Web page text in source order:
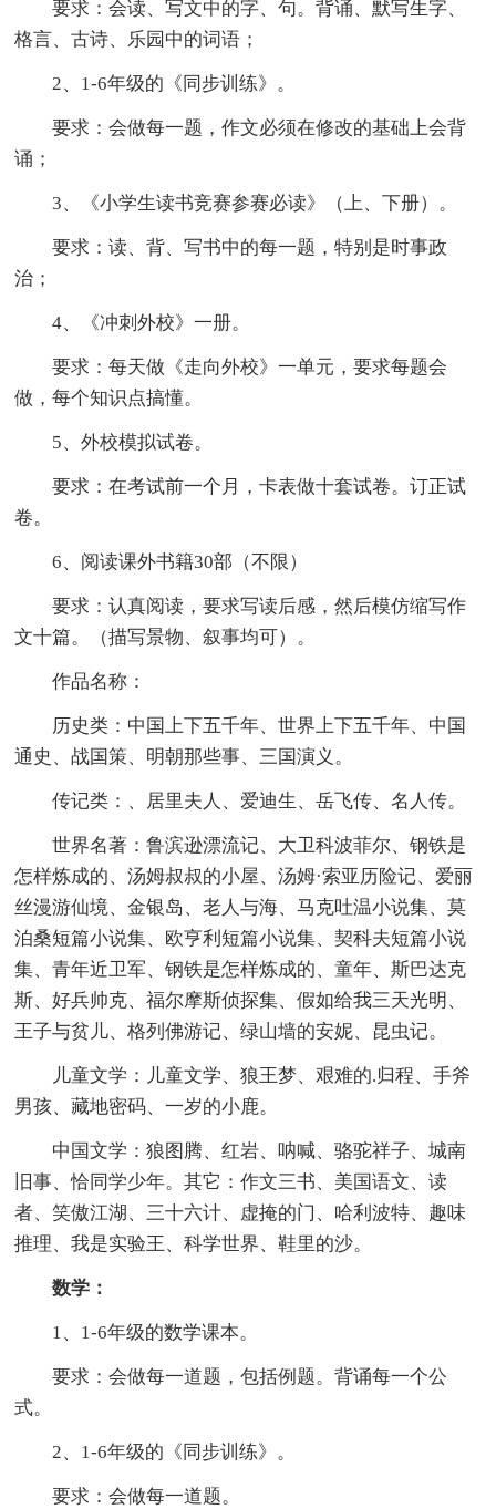
要求：会读、写文中的字、句。背诵、默写生字、
格言、古诗、乐园中的词语；
2、1-6年级的《同步训练》。
要求：会做每一题，作文必须在修改的基础上会背
诵；
3、《小学生读书竞赛参赛必读》（上、下册）。
要求：读、背、写书中的每一题，特别是时事政
治；
4、《冲刺外校》一册。
要求：每天做《走向外校》一单元，要求每题会
做，每个知识点搞懂。
5、外校模拟试卷。
要求：在考试前一个月，卡表做十套试卷。订正试
卷。
6、阅读课外书籍30部（不限）
要求：认真阅读，要求写读后感，然后模仿缩写作
文十篇。（描写景物、叙事均可）。
作品名称：
历史类：中国上下五千年、世界上下五千年、中国
通史、战国策、明朝那些事、三国演义。
传记类：、居里夫人、爱迪生、岳飞传、名人传。
世界名著：鲁滨逊漂流记、大卫科波菲尔、钢铁是
怎样炼成的、汤姆叔叔的小屋、汤姆·索亚历险记、爱丽
丝漫游仙境、金银岛、老人与海、马克吐温小说集、莫
泊桑短篇小说集、欧亨利短篇小说集、契科夫短篇小说
集、青年近卫军、钢铁是怎样炼成的、童年、斯巴达克
斯、好兵帅克、福尔摩斯侦探集、假如给我三天光明、
王子与贫儿、格列佛游记、绿山墙的安妮、昆虫记。
儿童文学：儿童文学、狼王梦、艰难的.归程、手斧
男孩、藏地密码、一岁的小鹿。
中国文学：狼图腾、红岩、呐喊、骆驼祥子、城南
旧事、恰同学少年。其它：作文三书、美国语文、读
者、笑傲江湖、三十六计、虚掩的门、哈利波特、趣味
推理、我是实验王、科学世界、鞋里的沙。
数学：
1、1-6年级的数学课本。
要求：会做每一道题，包括例题。背诵每一个公
式。
2、1-6年级的《同步训练》。
要求：会做每一道题。